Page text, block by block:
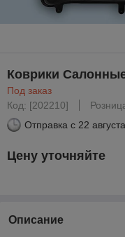
Коврики
Под заказ
Код: [202210]
Отправка с 22
Цену уточняйте
Описание